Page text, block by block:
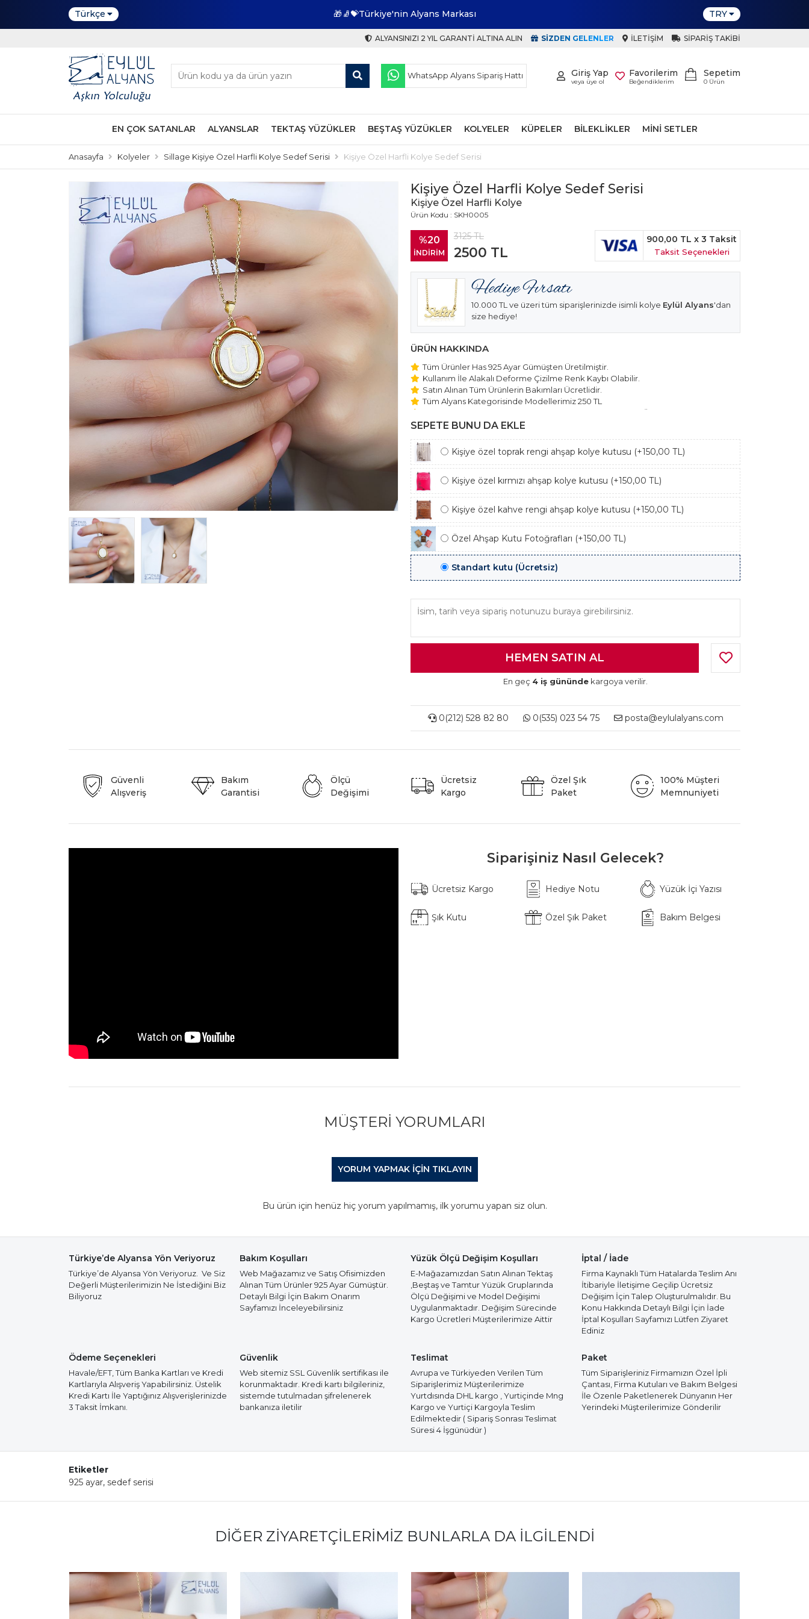
Türkçe 🎁🧦💝Türkiye'nin Alyans Markası TRY
ALYANSINIZI 2 YIL GARANTI ALTINA ALIN SIZDEN GELENLER İLETIŞIM SIPARIŞ TAKIBI
Sepetim
0 Ürün
Favorilerim
Beğendiklerim
Giriş Yap
veya üye ol
WhatsApp Alyans Sipariş Hattı
EN ÇOK SATANLAR ALYANSLAR TEKTAŞ YÜZÜKLER BEŞTAŞ YÜZÜKLER KOLYELER KÜPELER BILEKLIKLER MINI SETLER
Anasayfa Kolyeler Sillage Kişiye Özel Harfli Kolye Sedef Serisi Kişiye Özel Harfli Kolye Sedef Serisi
Kişiye Özel Harfli Kolye Sedef Serisi
Kişiye Özel Harfli Kolye
Ürün Kodu : SKH0005
%20
İNDİRİM
3125TL
2500 TL
900,00 TL x 3 Taksit
Taksit Seçenekleri
10.000 TL ve üzeri tüm siparişlerinizde isimli kolye Eylül Alyans'dan
size hediye!
ÜRÜN HAKKINDA
Tüm Ürünler Has 925 Ayar Gümüşten Üretilmiştir.
Kullanım İle Alakalı Deforme Çizilme Renk Kaybı Olabilir.
Satın Alınan Tüm Ürünlerin Bakımları Ücretlidir.
Tüm Alyans Kategorisinde Modellerimiz 250 TL
Beştaş Tektaş Kolye ve Bileklik Modellerimiz 150 TL Sabit Ücret ile Hareket
Edilmektedir.
SEPETE BUNU DA EKLE
Kişiye özel toprak rengi ahşap kolye kutusu (+150,00 TL)
Kişiye özel kırmızı ahşap kolye kutusu (+150,00 TL)
Kişiye özel kahve rengi ahşap kolye kutusu (+150,00 TL)
Özel Ahşap Kutu Fotoğrafları (+150,00 TL)
Standart kutu (Ücretsiz)
En geç 4 iş gününde kargoya verilir.
0(212) 528 82 80 0(535) 023 54 75 posta@eylulalyans.com
Güvenli
Alışveriş
Bakım
Garantisi
Ölçü
Değişimi
Ücretsiz
Kargo
Özel Şık
Paket
100% Müşteri
Memnuniyeti
Siparişiniz Nasıl Gelecek?
Ücretsiz Kargo Hediye Notu Yüzük İçi Yazısı
Şık Kutu Özel Şık Paket Bakım Belgesi
MÜŞTERI YORUMLARI
YORUM YAPMAK IÇIN TIKLAYIN
Bu ürün için henüz hiç yorum yapılmamış, ilk yorumu yapan siz olun.
Türkiye’de Alyansa Yön Veriyoruz
Türkiye’de Alyansa Yön Veriyoruz. Ve Siz
Değerli Müşterilerimizin Ne İstediğini Biz
Biliyoruz
Bakım Koşulları
Web Mağazamız ve Satış Ofisimizden
Alınan Tüm Ürünler 925 Ayar Gümüştür.
Detaylı Bilgi İçin Bakım Onarım
Sayfamızı İnceleyebilirsiniz
Yüzük Ölçü Değişim Koşulları
E-Mağazamızdan Satın Alınan Tektaş
,Beştaş ve Tamtur Yüzük Gruplarında
Ölçü Değişimi ve Model Değişimi
Uygulanmaktadır. Değişim Sürecinde
Kargo Ücretleri Müşterilerimize Aittir
İptal / İade
Firma Kaynaklı Tüm Hatalarda Teslim Anı
İtibariyle İletişime Geçilip Ücretsiz
Değişim İçin Talep Oluşturulmalıdır. Bu
Konu Hakkında Detaylı Bilgi İçin İade
İptal Koşulları Sayfamızı Lütfen Ziyaret
Ediniz
Ödeme Seçenekleri
Havale/EFT, Tüm Banka Kartları ve Kredi
Kartlarıyla Alışveriş Yapabilirsiniz. Üstelik
Kredi Kartı İle Yaptığınız Alışverişlerinizde
3 Taksit İmkanı.
Güvenlik
Web sitemiz SSL Güvenlik sertifikası ile
korunmaktadır. Kredi kartı bilgileriniz,
sistemde tutulmadan şifrelenerek
bankanıza iletilir
Teslimat
Avrupa ve Türkiyeden Verilen Tüm
Siparişlerimiz Müşterilerimize
Yurtdısında DHL kargo , Yurtiçinde Mng
Kargo ve Yurtiçi Kargoyla Teslim
Edilmektedir ( Sipariş Sonrası Teslimat
Süresi 4 İşgünüdür )
Paket
Tüm Siparişleriniz Firmamızın Özel İpli
Çantası, Firma Kutuları ve Bakım Belgesi
İle Özenle Paketlenerek Dünyanın Her
Yerindeki Müşterilerimize Gönderilir
Etiketler
925 ayar, sedef serisi
DIĞER ZIYARETÇILERIMIZ BUNLARLA DA İLGILENDI